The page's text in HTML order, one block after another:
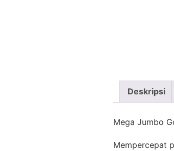
Deskripsi
Mega Jumbo
Mempercepat